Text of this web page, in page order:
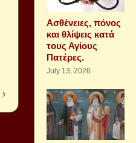
Aσθένειες, πόνος
και θλίψεις κατά
τους Αγίους
Πατέρες.
July 13, 2026